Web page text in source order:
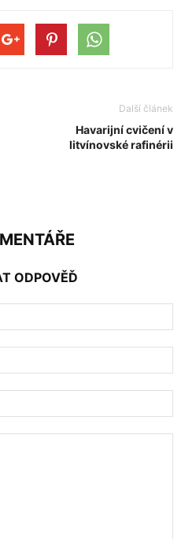
Další článek
Havarijní cvičení v
litvínovské rafinérii
ODPOVĚĎ